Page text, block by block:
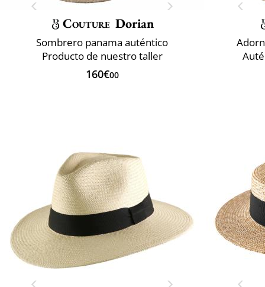
Couture Dorian
Sombrero panama auténtico
Producto de nuestro taller
160€00